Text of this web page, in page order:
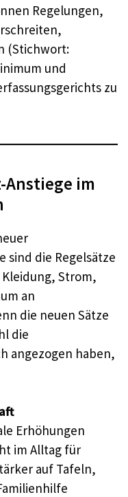
Regelungen,
(Stichwort:
und
zu
Anstiege im
sind die Regelsätze
Strom,
an
die neuen Sätze
die
angezogen haben,
Erhöhungen
im Alltag für
auf Tafeln,